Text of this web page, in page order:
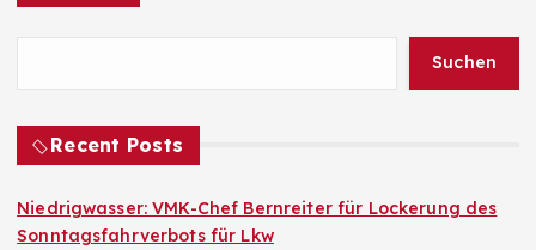
Suchen
Recent Posts
Niedrigwasser: VMK-Chef Bernreiter für Lockerung des
Sonntagsfahrverbots für Lkw